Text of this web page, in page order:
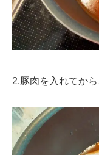
2.豚肉を入れてか